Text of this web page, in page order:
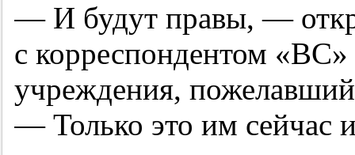
— И будут правы, —
с корреспондентом «ВС»
учреждения,
— Только это им сейчас и